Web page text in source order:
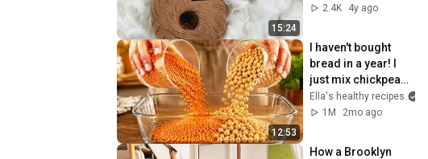
15:24
PARAÍBA
2.4K
4y ago
12:53
I haven't bought
bread in a year! I
just mix chickpeas
and lentils - so
delicious and
Ella's healthy recipes
1M
2mo ago
How a Brooklyn